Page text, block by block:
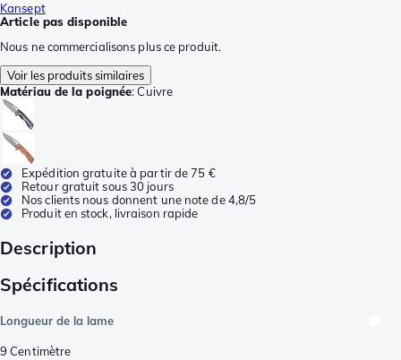
Kansept
Article pas disponible
Nous ne commercialisons plus ce produit.
Voir les produits similaires
Matériau de la poignée:Cuivre
Expédition gratuite à partir de 75 €
Retour gratuit sous 30 jours
Nos clients nous donnent une note de 4,8/5
Produit en stock, livraison rapide
Description
Spécifications
Longueur de la lame
9 Centimètre